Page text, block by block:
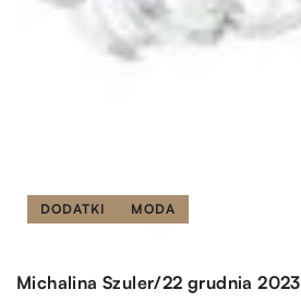
DODATKI MODA
Michalina Szuler/22 grudnia 2023